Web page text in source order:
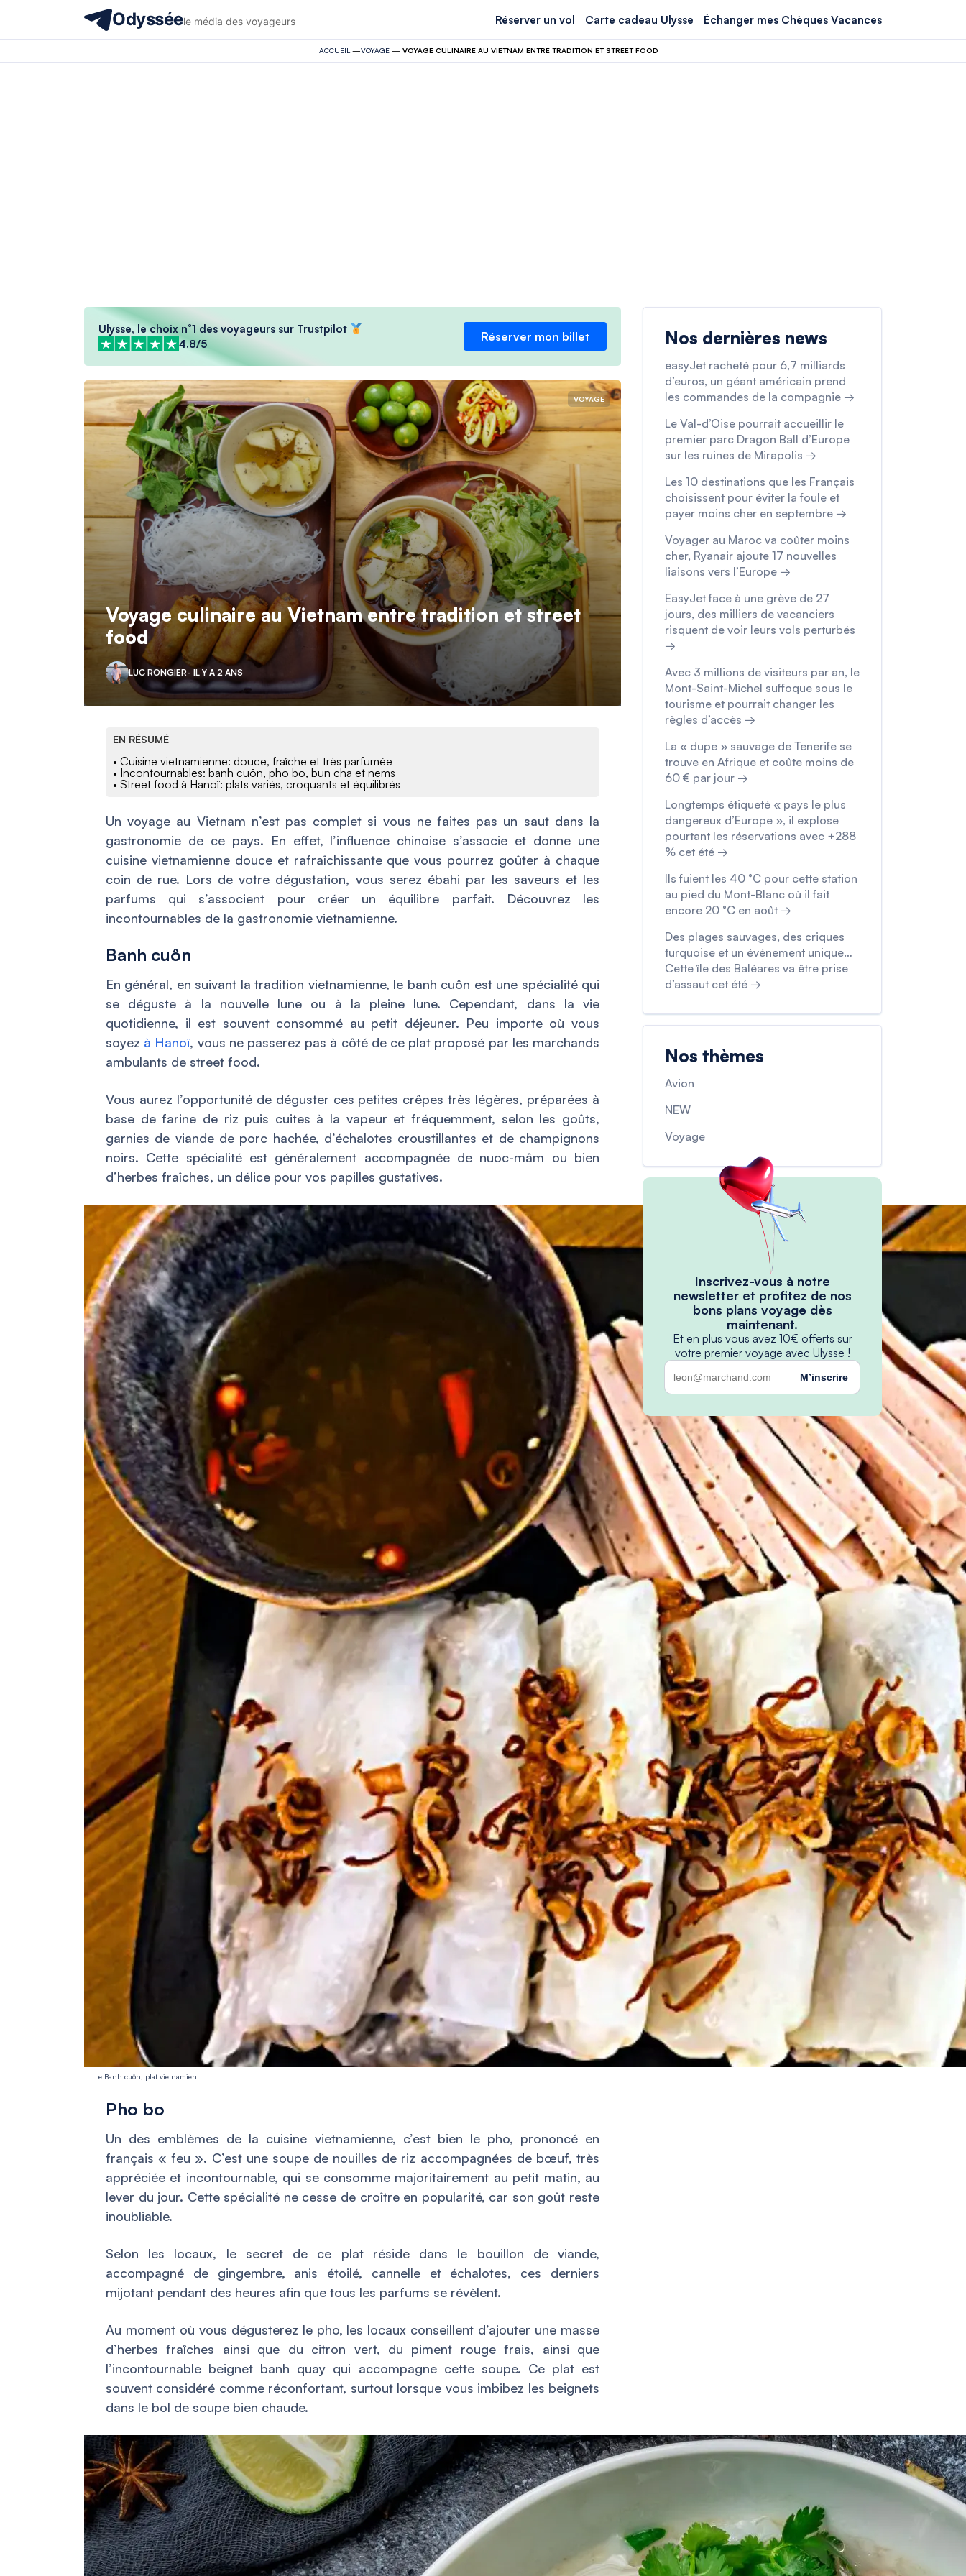
Odysséele média des voyageurs Réserver un vol Carte cadeau Ulysse Échanger mes Chèques Vacances
ACCUEIL —VOYAGE— VOYAGE CULINAIRE AU VIETNAM ENTRE TRADITION ET STREET FOOD
Ulysse, le choix n°1 des voyageurs sur Trustpilot
4.8/5
Réserver mon billet
VOYAGE
Voyage culinaire au Vietnam entre tradition et street
food
LUC RONGIER- IL Y A 2 ANS
EN RÉSUMÉ
• Cuisine vietnamienne: douce, fraîche et très parfumée
• Incontournables: banh cuôn, pho bo, bun cha et nems
• Street food à Hanoï: plats variés, croquants et équilibrés
Un voyage au Vietnam n’est pas complet si vous ne faites pas un saut dans la
gastronomie de ce pays. En effet, l’influence chinoise s’associe et donne une
cuisine vietnamienne douce et rafraîchissante que vous pourrez goûter à chaque
coin de rue. Lors de votre dégustation, vous serez ébahi par les saveurs et les
parfums qui s’associent pour créer un équilibre parfait. Découvrez les
incontournables de la gastronomie vietnamienne.
Banh cuôn
En général, en suivant la tradition vietnamienne, le banh cuôn est une spécialité qui
se déguste à la nouvelle lune ou à la pleine lune. Cependant, dans la vie
quotidienne, il est souvent consommé au petit déjeuner. Peu importe où vous
soyez à Hanoï, vous ne passerez pas à côté de ce plat proposé par les marchands
ambulants de street food.
Vous aurez l’opportunité de déguster ces petites crêpes très légères, préparées à
base de farine de riz puis cuites à la vapeur et fréquemment, selon les goûts,
garnies de viande de porc hachée, d’échalotes croustillantes et de champignons
noirs. Cette spécialité est généralement accompagnée de nuoc-mâm ou bien
d’herbes fraîches, un délice pour vos papilles gustatives.
Le Banh cuôn, plat vietnamien
Pho bo
Un des emblèmes de la cuisine vietnamienne, c’est bien le pho, prononcé en
français « feu ». C’est une soupe de nouilles de riz accompagnées de bœuf, très
appréciée et incontournable, qui se consomme majoritairement au petit matin, au
lever du jour. Cette spécialité ne cesse de croître en popularité, car son goût reste
inoubliable.
Selon les locaux, le secret de ce plat réside dans le bouillon de viande,
accompagné de gingembre, anis étoilé, cannelle et échalotes, ces derniers
mijotant pendant des heures afin que tous les parfums se révèlent.
Au moment où vous dégusterez le pho, les locaux conseillent d’ajouter une masse
d’herbes fraîches ainsi que du citron vert, du piment rouge frais, ainsi que
l’incontournable beignet banh quay qui accompagne cette soupe. Ce plat est
souvent considéré comme réconfortant, surtout lorsque vous imbibez les beignets
dans le bol de soupe bien chaude.
Nos dernières news
easyJet racheté pour 6,7 milliards
d’euros, un géant américain prend
les commandes de la compagnie →
Le Val-d’Oise pourrait accueillir le
premier parc Dragon Ball d’Europe
sur les ruines de Mirapolis →
Les 10 destinations que les Français
choisissent pour éviter la foule et
payer moins cher en septembre →
Voyager au Maroc va coûter moins
cher, Ryanair ajoute 17 nouvelles
liaisons vers l’Europe →
EasyJet face à une grève de 27
jours, des milliers de vacanciers
risquent de voir leurs vols perturbés
→
Avec 3 millions de visiteurs par an, le
Mont-Saint-Michel suffoque sous le
tourisme et pourrait changer les
règles d’accès →
La « dupe » sauvage de Tenerife se
trouve en Afrique et coûte moins de
60 € par jour →
Longtemps étiqueté « pays le plus
dangereux d’Europe », il explose
pourtant les réservations avec +288
% cet été →
Ils fuient les 40 °C pour cette station
au pied du Mont-Blanc où il fait
encore 20 °C en août →
Des plages sauvages, des criques
turquoise et un événement unique…
Cette île des Baléares va être prise
d’assaut cet été →
Nos thèmes
Avion
NEW
Voyage
Inscrivez-vous à notre
newsletter et profitez de nos
bons plans voyage dès
maintenant.
Et en plus vous avez 10€ offerts sur
votre premier voyage avec Ulysse !
M’inscrire